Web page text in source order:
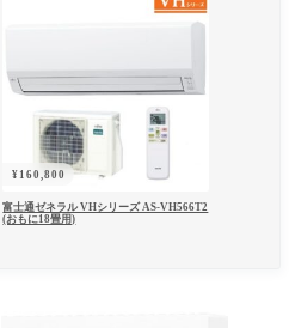
¥ 160,800
富士通ゼネラル VHシリーズ AS-VH566T2
(おもに18畳用)